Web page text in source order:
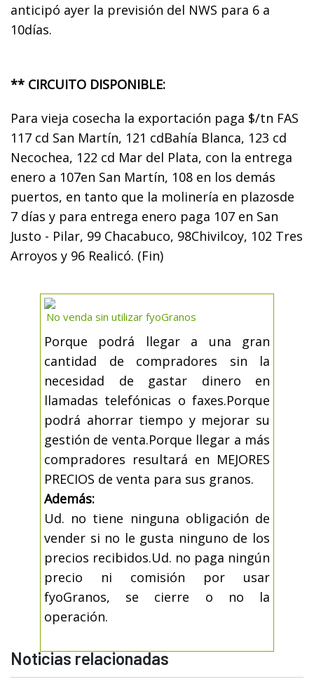
anticipó ayer la previsión del NWS para 6 a
10días.
** CIRCUITO DISPONIBLE:
Para vieja cosecha la exportación paga $/tn FAS
117 cd San Martín, 121 cdBahía Blanca, 123 cd
Necochea, 122 cd Mar del Plata, con la entrega
enero a 107en San Martín, 108 en los demás
puertos, en tanto que la molinería en plazosde
7 días y para entrega enero paga 107 en San
Justo - Pilar, 99 Chacabuco, 98Chivilcoy, 102 Tres
Arroyos y 96 Realicó. (Fin)
No venda sin utilizar fyoGranos
Porque podrá llegar a una gran
cantidad de compradores sin la
necesidad de gastar dinero en
llamadas telefónicas o faxes.Porque
podrá ahorrar tiempo y mejorar su
gestión de venta.Porque llegar a más
compradores resultará en MEJORES
PRECIOS de venta para sus granos.
Además:
Ud. no tiene ninguna obligación de
vender si no le gusta ninguno de los
precios recibidos.Ud. no paga ningún
precio ni comisión por usar
fyoGranos, se cierre o no la
operación.
Noticias relacionadas